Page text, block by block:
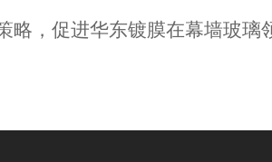
略，促进华东镀膜在幕墙玻